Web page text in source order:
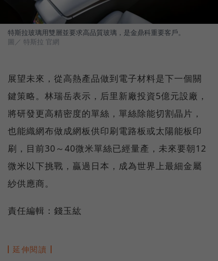
特斯拉玻璃用雙層並要求高品質玻璃，是金鼎科重要客戶。
圖／ 特斯拉 官網
展望未來，從高熱產品做到電子材料是下一個關
鍵策略。林瑞岳表示，后里新廠投資5億元設廠，
將研發更高精密度的單絲，單絲除能切割晶片，
也能織網布做成網板供印刷電路板或太陽能板印
刷，目前30～40微米單絲已經量產，未來要朝12
微米以下挑戰，贏過日本，成為世界上最細金屬
紗供應商。
責任編輯：錢玉紘
延伸閱讀